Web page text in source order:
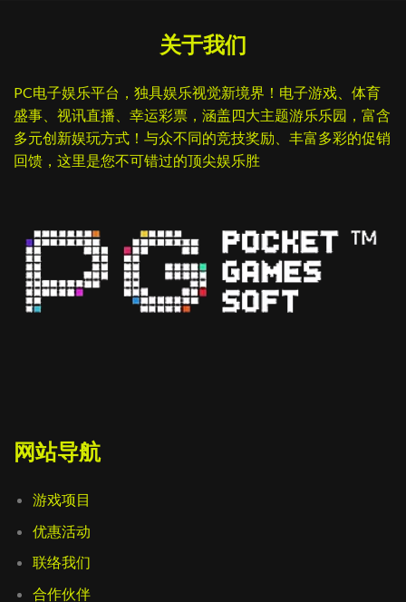
关于我们
PC电子娱乐平台，独具娱乐视觉新境界！电子游戏、体育
盛事、视讯直播、幸运彩票，涵盖四大主题游乐乐园，富含
多元创新娱玩方式！与众不同的竞技奖励、丰富多彩的促销
回馈，这里是您不可错过的顶尖娱乐胜
网站导航
游戏项目
优惠活动
联络我们
合作伙伴